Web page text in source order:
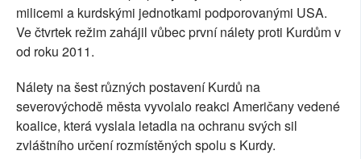
milicemi a kurdskými jednotkami podporovanými USA.
Ve čtvrtek režim zahájil vůbec první nálety proti Kurdům v
od roku 2011.
Nálety na šest různých postavení Kurdů na
severovýchodě města vyvolalo reakci Američany vedené
koalice, která vyslala letadla na ochranu svých sil
zvláštního určení rozmístěných spolu s Kurdy.